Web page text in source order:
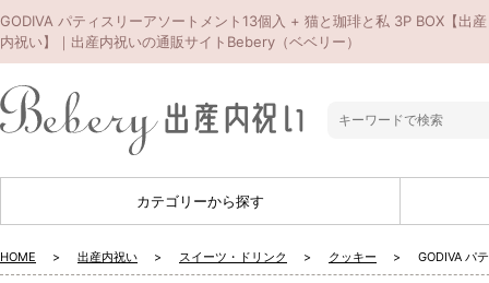
GODIVA パティスリーアソートメント13個入 + 猫と珈琲と私 3P BOX【出産
内祝い】｜出産内祝いの通販サイトBebery（ベベリー）
カテゴリーから探す
HOME 出産内祝い スイーツ・ドリンク クッキー GODIVA パ